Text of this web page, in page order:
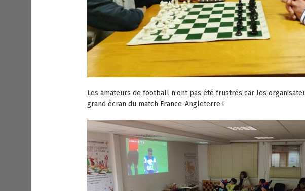
Les amateurs de football n’ont pas été frustrés car les
grand écran du match France-Angleterre !